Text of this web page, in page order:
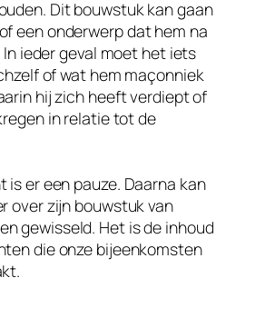
Dit bouwstuk kan gaan
een onderwerp dat hem na
ieder geval moet het iets
of wat hem maçonniek
hij zich heeft verdiept of
in relatie tot de
is er een pauze. Daarna kan
over zijn bouwstuk van
gewisseld. Het is de inhoud
die onze bijeenkomsten